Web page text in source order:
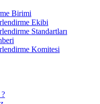
Birimi
Ekibi
Standartları
Komitesi